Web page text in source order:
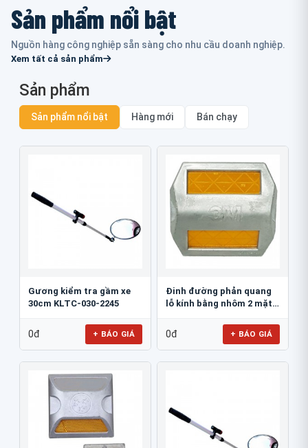
Sản phẩm nổi bật
Nguồn hàng công nghiệp sẵn sàng cho nhu cầu doanh nghiệp.
Xem tất cả sản phẩm
Sản phẩm
Sản phẩm nổi bật Hàng mới Bán chạy
Gương kiểm tra gầm xe
30cm KLTC-030-2245
0đ + BÁO GIÁ
Đinh đường phản quang
lỗ kính bằng nhôm 2 mặt
0đ + BÁO GIÁ